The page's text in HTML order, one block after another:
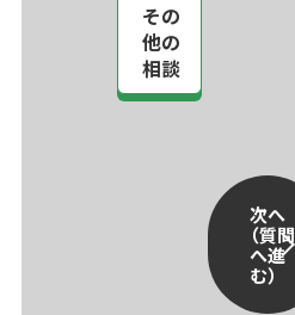
その
他の
相談
次へ
（質問
へ進
む）